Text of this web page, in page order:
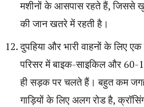
मशीनों के आसपास रहते हैं, जिससे
की जान खतरे में रहती है।
दुपहिया और भारी वाहनों के लिए
परिसर में बाइक-साइकिल और
ही सड़क पर चलते हैं। बहुत कम
गाड़ियों के लिए अलग रोड है,